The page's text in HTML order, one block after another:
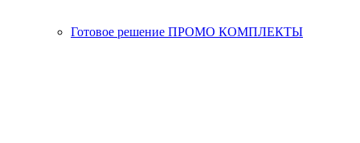
Готовое решение ПРОМО КОМПЛЕКТЫ